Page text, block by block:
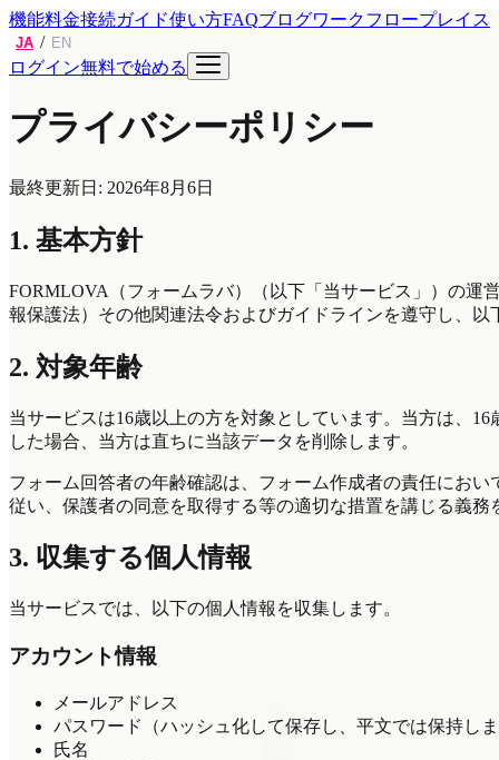
機能料金接続ガイド使い方FAQブログワークフロープレイス
JA / EN
ログイン無料で始める
プライバシーポリシー
最終更新日: 2026年8月6日
1. 基本方針
FORMLOVA（フォームラバ）（以下「当サービス」）の運
報保護法）その他関連法令およびガイドラインを遵守し、
2. 対象年齢
当サービスは16歳以上の方を対象としています。当方は、
した場合、当方は直ちに当該データを削除します。
フォーム回答者の年齢確認は、フォーム作成者の責任にお
従い、保護者の同意を取得する等の適切な措置を講じる義務
3. 収集する個人情報
当サービスでは、以下の個人情報を収集します。
アカウント情報
メールアドレス
パスワード（ハッシュ化して保存し、平文では保持し
氏名